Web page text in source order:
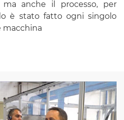
anche il processo, per
è stato fatto ogni singolo
macchina